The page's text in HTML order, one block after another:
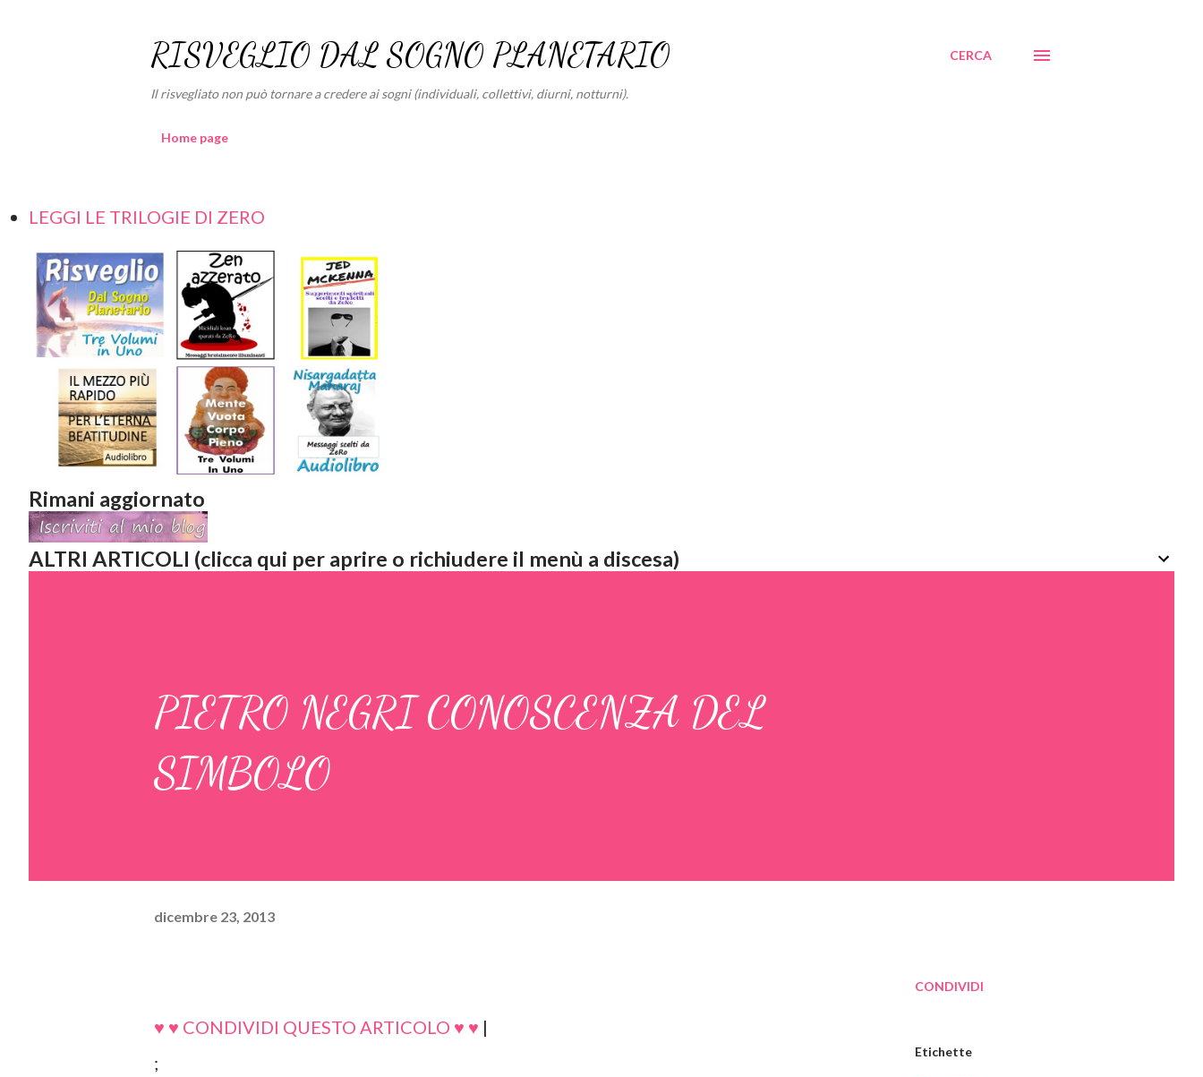
RISVEGLIO DAL SOGNO PLANETARIO
Il risvegliato non può tornare a credere ai sogni (individuali, collettivi, diurni, notturni).
CERCA
Home page
LEGGI LE TRILOGIE DI ZERO
Rimani aggiornato
ALTRI ARTICOLI (clicca qui per aprire o richiudere il menù a discesa)
PIETRO NEGRI CONOSCENZA DEL
SIMBOLO
dicembre 23, 2013
♥ ♥ CONDIVIDI QUESTO ARTICOLO ♥ ♥ |
;
CONDIVIDI
Etichette